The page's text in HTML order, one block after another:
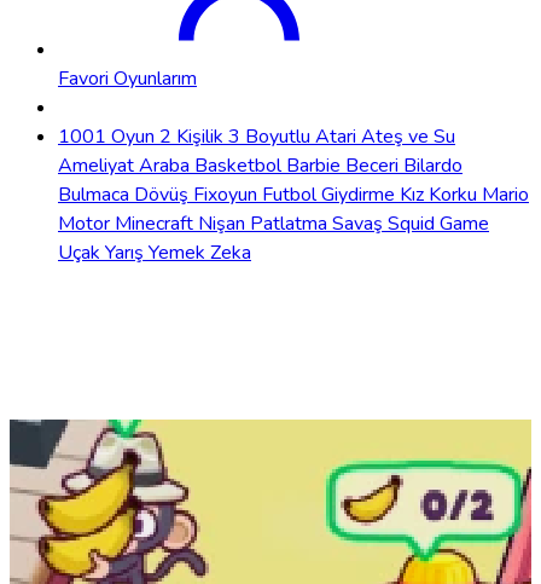
Favori Oyunlarım
1001 Oyun 2 Kişilik 3 Boyutlu Atari Ateş ve Su
AmeliyatAraba BasketbolBarbie Beceri Bilardo
Bulmaca Dövüş Fixoyun FutbolGiydirme Kız Korku Mario
Motor Minecraft Nişan Patlatma Savaş Squid Game
Uçak Yarış Yemek Zeka